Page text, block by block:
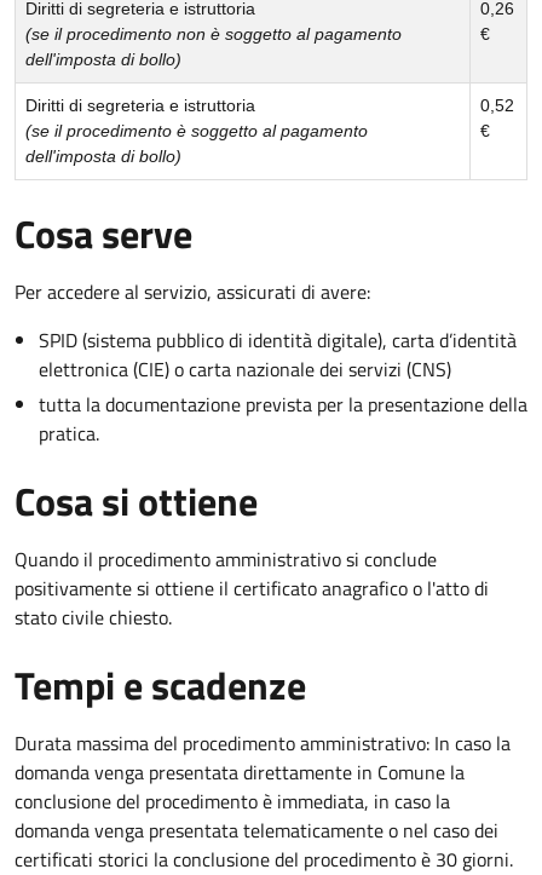
Diritti di segreteria e istruttoria
(se il procedimento non è soggetto al pagamento
dell'imposta di bollo)
0,26
€
Diritti di segreteria e istruttoria
(se il procedimento è soggetto al pagamento
dell'imposta di bollo)
0,52
€
Cosa serve
Per accedere al servizio, assicurati di avere:
SPID (sistema pubblico di identità digitale), carta d’identità
elettronica (CIE) o carta nazionale dei servizi (CNS)
tutta la documentazione prevista per la presentazione della
pratica.
Cosa si ottiene
Quando il procedimento amministrativo si conclude
positivamente si ottiene il certificato anagrafico o l'atto di
stato civile chiesto.
Tempi e scadenze
Durata massima del procedimento amministrativo: In caso la
domanda venga presentata direttamente in Comune la
conclusione del procedimento è immediata, in caso la
domanda venga presentata telematicamente o nel caso dei
certificati storici la conclusione del procedimento è 30 giorni.